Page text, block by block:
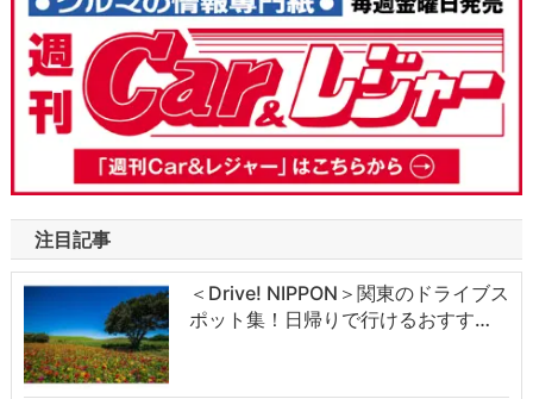
注目記事
＜Drive! NIPPON＞関東のドライブス
ポット集！日帰りで行けるおすす…